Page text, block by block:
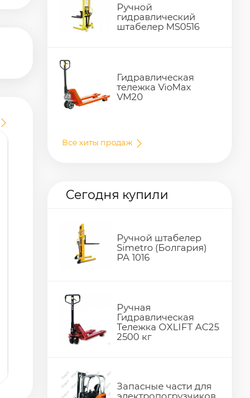
Ручной
гидравлический
штабелер MS0516
Гидравлическая
тележка VioMax
VM20
Все хиты продаж
Сегодня купили
Ручной штабелер
Simetro (Болгария)
PA 1016
Ручная
Гидравлическая
Тележка OXLIFT AC25
2500 кг
Запасные части для
электропогрузчиков